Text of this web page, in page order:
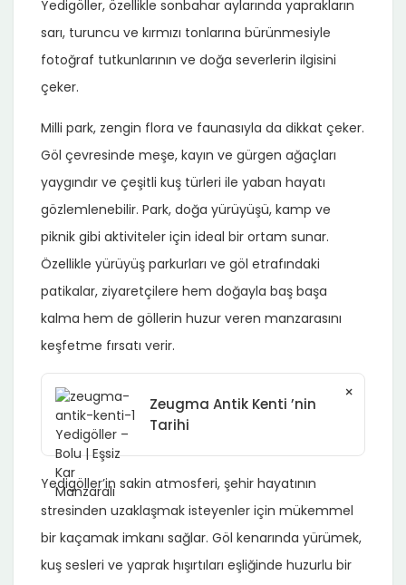
Yedigöller, özellikle sonbahar aylarında yaprakların
sarı, turuncu ve kırmızı tonlarına bürünmesiyle
fotoğraf tutkunlarının ve doğa severlerin ilgisini
çeker.
Milli park, zengin flora ve faunasıyla da dikkat çeker.
Göl çevresinde meşe, kayın ve gürgen ağaçları
yaygındır ve çeşitli kuş türleri ile yaban hayatı
gözlemlenebilir. Park, doğa yürüyüşü, kamp ve
piknik gibi aktiviteler için ideal bir ortam sunar.
Özellikle yürüyüş parkurları ve göl etrafındaki
patikalar, ziyaretçilere hem doğayla baş başa
kalma hem de göllerin huzur veren manzarasını
keşfetme fırsatı verir.
Zeugma Antik Kenti ’nin
Tarihi
×
Yedigöller’in sakin atmosferi, şehir hayatının
stresinden uzaklaşmak isteyenler için mükemmel
bir kaçamak imkanı sağlar. Göl kenarında yürümek,
kuş sesleri ve yaprak hışırtıları eşliğinde huzurlu bir